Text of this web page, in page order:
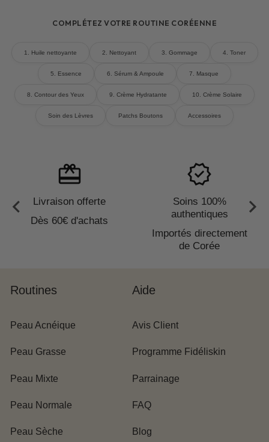
COMPLÉTEZ VOTRE ROUTINE CORÉENNE
1. Huile nettoyante 2. Nettoyant 3. Gommage 4. Toner
5. Essence 6. Sérum & Ampoule 7. Masque
8. Contour des Yeux 9. Crème Hydratante 10. Crème Solaire
Soin des Lèvres Patchs Boutons Accessoires
redeem
Livraison offerte
Dès 60€ d'achats
verified
Soins 100%
authentiques
Importés directement
de Corée
Routines
Peau Acnéique
Peau Grasse
Peau Mixte
Peau Normale
Peau Sèche
Aide
Avis Client
Programme Fidéliskin
Parrainage
FAQ
Blog